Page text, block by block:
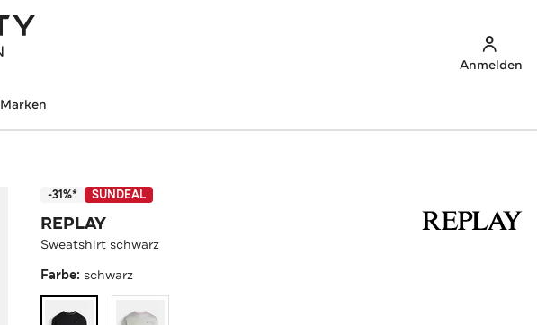
Anmelden
Marken
-31%* SUNDEAL
REPLAY
Sweatshirt schwarz
Farbe: schwarz